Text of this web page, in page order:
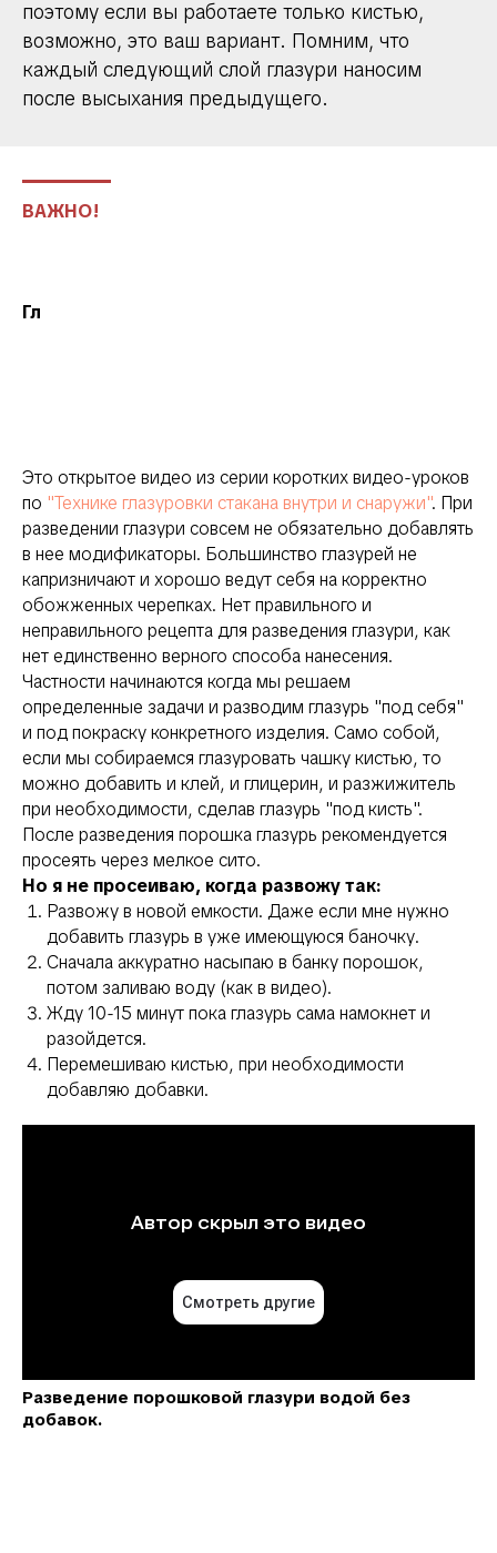
поэтому если вы работаете только кистью,
возможно, это ваш вариант. Помним, что
каждый следующий слой глазури наносим
после высыхания предыдущего.
ВАЖНО!
Гл
Это открытое видео из серии коротких видео-уроков
по "Технике глазуровки стакана внутри и снаружи". При
разведении глазури совсем не обязательно добавлять
в нее модификаторы. Большинство глазурей не
капризничают и хорошо ведут себя на корректно
обожженных черепках. Нет правильного и
неправильного рецепта для разведения глазури, как
нет единственно верного способа нанесения.
Частности начинаются когда мы решаем
определенные задачи и разводим глазурь "под себя"
и под покраску конкретного изделия. Само собой,
если мы собираемся глазуровать чашку кистью, то
можно добавить и клей, и глицерин, и разжижитель
при необходимости, сделав глазурь "под кисть".
После разведения порошка глазурь рекомендуется
просеять через мелкое сито.
Но я не просеиваю, когда развожу так:
Развожу в новой емкости. Даже если мне нужно
добавить глазурь в уже имеющуюся баночку.
Сначала аккуратно насыпаю в банку порошок,
потом заливаю воду (как в видео).
Жду 10-15 минут пока глазурь сама намокнет и
разойдется.
Перемешиваю кистью, при необходимости
добавляю добавки.
Разведение порошковой глазури водой без
добавок.